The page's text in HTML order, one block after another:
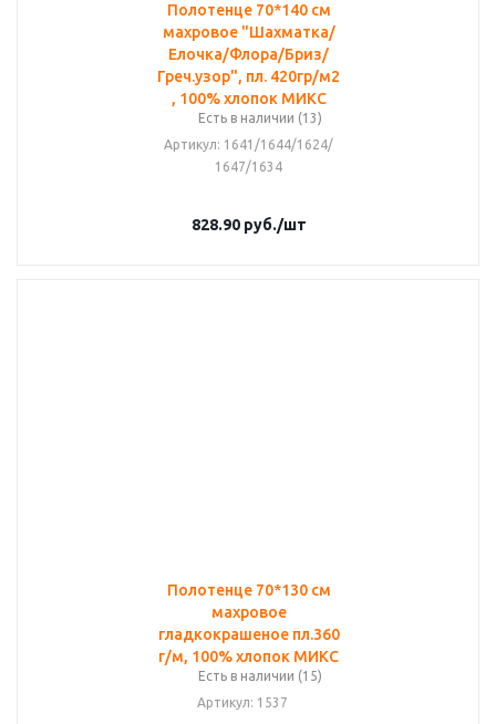
Полотенце 70*140 см
махровое "Шахматка/
Елочка/Флора/Бриз/
Греч.узор", пл. 420гр/м2
, 100% хлопок МИКС
Есть в наличии (13)
Артикул: 1641/1644/1624/
1647/1634
828.90руб./шт
Полотенце 70*130 см
махровое
гладкокрашеное пл.360
г/м, 100% хлопок МИКС
Есть в наличии (15)
Артикул: 1537